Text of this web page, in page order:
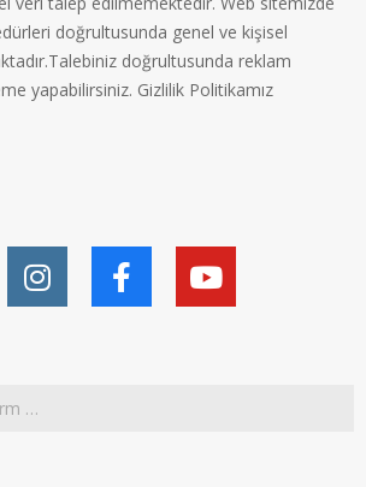
doğrultusunda genel ve kişisel
doğrultusunda reklam
yapabilirsiniz. Gizlilik Politikamız